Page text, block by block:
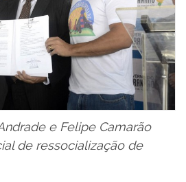
e Felipe Camarão
de ressocialização de